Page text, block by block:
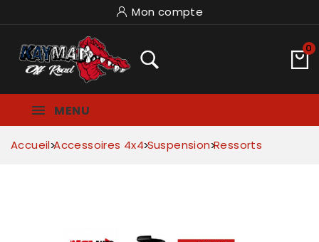
Mon compte
0
MENU
Accueil Accessoires 4x4 Suspension Ressorts